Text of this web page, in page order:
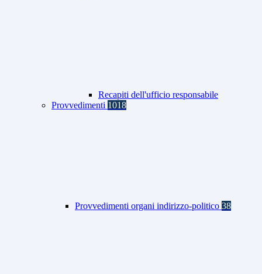
Recapiti dell'ufficio responsabile
Provvedimenti 1018
Provvedimenti organi indirizzo-politico 38